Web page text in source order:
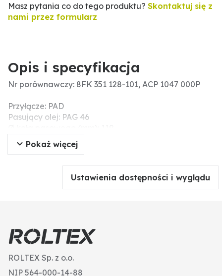
Masz pytania co do tego produktu? Skontaktuj się z
nami przez formularz
Opis i specyfikacja
Nr porównawczy: 8FK 351 128-101, ACP 1047 000P
Przyłącze: PAD
Pasujący olej: PAG 46
Liczba rowków: 6
Napięcie nominalne (V): 12
Pokaż więcej
Ustawienia dostępności i wyglądu
ROLTEX Sp. z o.o.
NIP 564-000-14-88